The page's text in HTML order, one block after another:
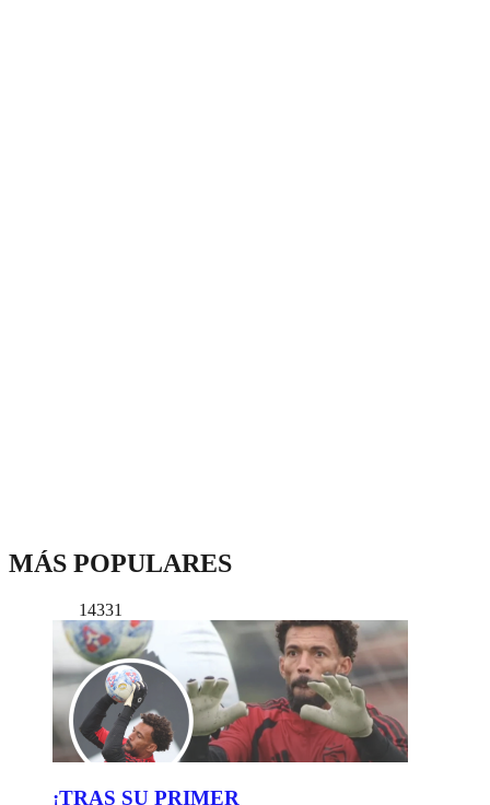
MÁS POPULARES
14331
¡TRAS SU PRIMER